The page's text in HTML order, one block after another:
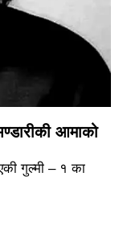
आमाको
गुल्मी – १ का